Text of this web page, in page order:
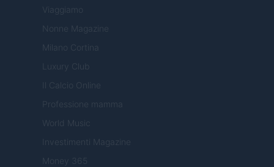
Viaggiamo
Nonne Magazine
Milano Cortina
Luxury Club
Il Calcio Online
Professione mamma
World Music
Investimenti Magazine
Money 365